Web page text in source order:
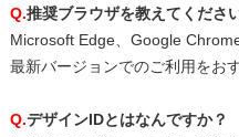
Q.推奨ブラウザを教えてください
Microsoft Edge、Google
最新バージョンでのご利用をお
Q.デザインIDとはなんですか？